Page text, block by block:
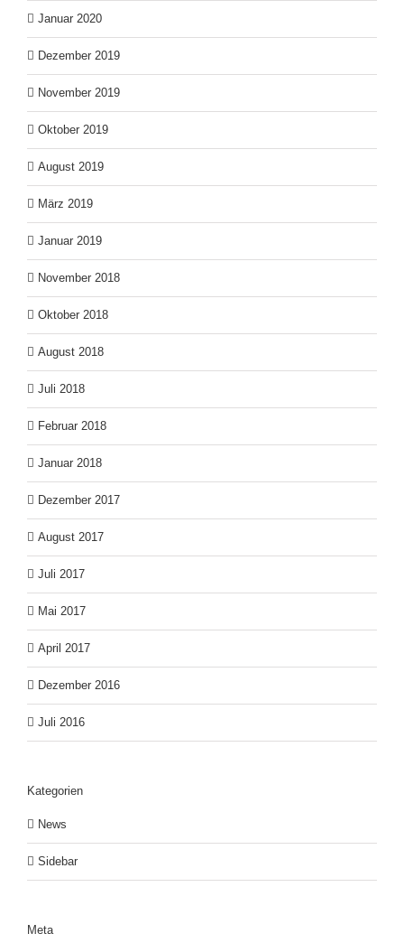
Januar 2020
Dezember 2019
November 2019
Oktober 2019
August 2019
März 2019
Januar 2019
November 2018
Oktober 2018
August 2018
Juli 2018
Februar 2018
Januar 2018
Dezember 2017
August 2017
Juli 2017
Mai 2017
April 2017
Dezember 2016
Juli 2016
Kategorien
News
Sidebar
Meta